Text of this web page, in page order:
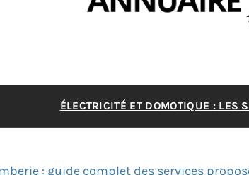
ÉLECTRICITÉ ET DOMOTIQUE : LES
: guide complet des services